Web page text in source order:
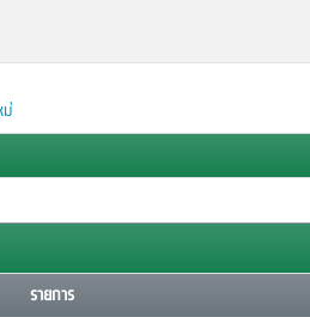
รายการ